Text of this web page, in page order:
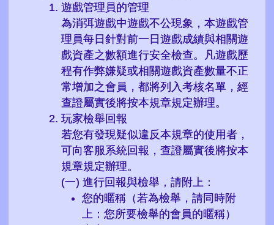
遊戲管理員的管理
為消弭遊戲中遊戲不公現象，本遊戲管
理員每日針對前一日遊戲成績與相關遊
戲資產之數額進行安全檢查。凡遊戲歷
程有作弊嫌疑或相關遊戲資產數量不正
常增加之會員，都將列入考核名單，經
查證屬實後將按本規章規定辦理。
玩家檢舉回報
若您有發現疑似違反本規章的使用者，
可向客服系統回報，查證屬實後將按本
規章規定辦理。
(一) 進行回報與檢舉，請附上：
您的暱稱（若為檢舉，請同時附
上：您所要檢舉的會員的暱稱）